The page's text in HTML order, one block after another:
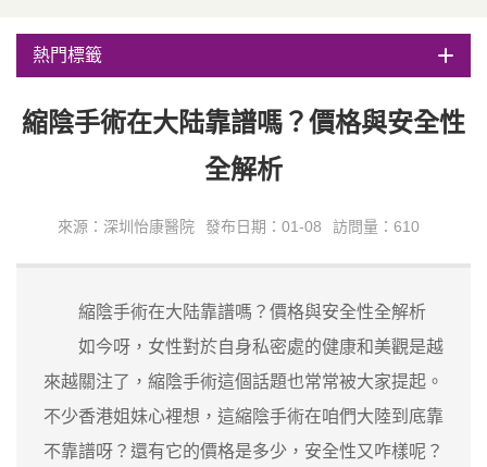
熱門標籤
縮陰手術在大陆靠譜嗎？價格與安全性
全解析
來源：深圳怡康醫院 發布日期：01-08 訪問量：610
縮陰手術在大陆靠譜嗎？價格與安全性全解析
如今呀，女性對於自身私密處的健康和美觀是越
來越關注了，縮陰手術這個話題也常常被大家提起。
不少香港姐妹心裡想，這縮陰手術在咱們大陸到底靠
不靠譜呀？還有它的價格是多少，安全性又咋樣呢？